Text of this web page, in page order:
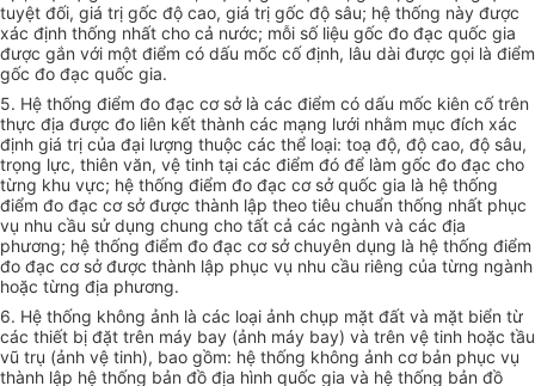
tuyệt đối, giá trị gốc độ cao, giá trị gốc độ sâu; hệ thống này được
xác định thống nhất cho cả nước; mỗi số liệu gốc đo đạc quốc gia
được gắn với một điểm có dấu mốc cố định, lâu dài được gọi là điểm
gốc đo đạc quốc gia.
5. Hệ thống điểm đo đạc cơ sở là các điểm có dấu mốc kiên cố trên
thực địa được đo liên kết thành các mạng lưới nhằm mục đích xác
định giá trị của đại lượng thuộc các thể loại: toạ độ, độ cao, độ sâu,
trọng lực, thiên văn, vệ tinh tại các điểm đó để làm gốc đo đạc cho
từng khu vực; hệ thống điểm đo đạc cơ sở quốc gia là hệ thống
điểm đo đạc cơ sở được thành lập theo tiêu chuẩn thống nhất phục
vụ nhu cầu sử dụng chung cho tất cả các ngành và các địa
phương; hệ thống điểm đo đạc cơ sở chuyên dụng là hệ thống điểm
đo đạc cơ sở được thành lập phục vụ nhu cầu riêng của từng ngành
hoặc từng địa phương.
6. Hệ thống không ảnh là các loại ảnh chụp mặt đất và mặt biển từ
các thiết bị đặt trên máy bay (ảnh máy bay) và trên vệ tinh hoặc tầu
vũ trụ (ảnh vệ tinh), bao gồm: hệ thống không ảnh cơ bản phục vụ
thành lập hệ thống bản đồ địa hình quốc gia và hệ thống bản đồ